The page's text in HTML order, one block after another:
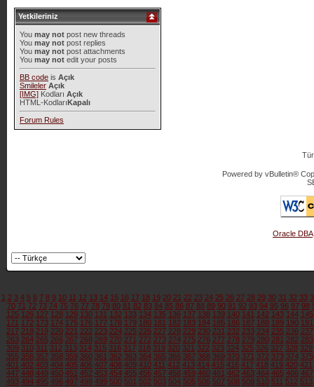
Yetkileriniz
You may notpost new threads
You may notpost replies
You may notpost attachments
You may notedit your posts
BB codeis Açık
Smileler Açık
[IMG]Kodları Açık
HTML-KodlarıKapalı
Forum Rules
Powered by vBulletin®
Oracle DBA
1 2 3 4 5 6 7 8 9 10 11 12 13 14 15 16 17 18 19 20 21 22 23 24 25 26 27 28 29 30 31 32 33
70 71 72 73 74 75 76 77 78 79 80 81 82 83 84 85 86 87 88 89 90 91 92 93 94 95 96 97 98
125 126 127 128 129 130 131 132 133 134 135 136 137 138 139 140 141 142 143 144 145
171 172 173 174 175 176 177 178 179 180 181 182 183 184 185 186 187 188 189 190 191
217 218 219 220 221 222 223 224 225 226 227 228 229 230 231 232 233 234 235 236 237
263 264 265 266 267 268 269 270 271 272 273 274 275 276 277 278 279 280 281 282 283
309 310 311 312 313 314 315 316 317 318 319 320 321 322 323 324 325 326 327 328 329
355 356 357 358 359 360 361 362 363 364 365 366 367 368 369 370 371 372 373 374 375
401 402 403 404 405 406 407 408 409 410 411 412 413 414 415 416 417 418 419 420 421
447 448 449 450 451 452 453 454 455 456 457 458 459 460 461 462 463 464 465 466 467
493 494 495 496 497 498 499 500 501 502 503 504 505 506 507 508 509 510 511 512 513